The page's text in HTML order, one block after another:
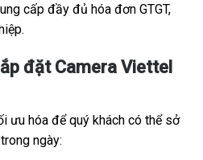
cấp đầy đủ hóa đơn GTGT,
đặt Camera Viettel
ưu hóa để quý khách có thể sở
ngày: